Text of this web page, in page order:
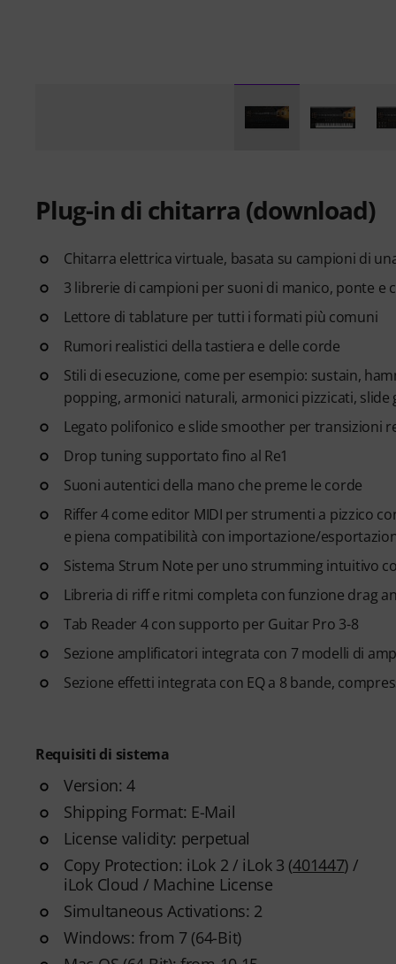
Plug-in di chitarra (download)
Chitarra elettrica virtuale, basata su campioni di
3 librerie di campioni per suoni di manico, ponte e
Lettore di tablature per tutti i formati più comuni
Rumori realistici della tastiera e delle corde
Stili di esecuzione, come per esempio: sustain,
popping, armonici naturali, armonici pizzicati, slide
Legato polifonico e slide smoother per transizioni
Drop tuning supportato fino al Re1
Suoni autentici della mano che preme le corde
Riffer 4 come editor MIDI per strumenti a pizzico
e piena compatibilità con importazione/
Sistema Strum Note per uno strumming intuitivo
Libreria di riff e ritmi completa con funzione drag
Tab Reader 4 con supporto per Guitar Pro 3-8
Sezione amplificatori integrata con 7 modelli di
Sezione effetti integrata con EQ a 8 bande,
Requisiti di sistema
Version: 4
Shipping Format: E-Mail
License validity: perpetual
Copy Protection: iLok 2 / iLok 3 (401447) /
iLok Cloud / Machine License
Simultaneous Activations: 2
Windows: from 7 (64-Bit)